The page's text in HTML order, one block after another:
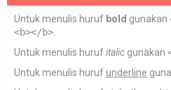
Untuk menulis huruf bold gunakan
<b></b>
Untuk menulis hurufitalic gunakan
Untuk menulis hurufunderline